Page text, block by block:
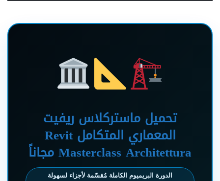
تحميل ماستركلاس ريفيت
المعماري المتكامل Revit
Masterclass Architettura مجاناً
الدورة البريميوم الكاملة مُقسّمة لأجزاء لسهولة